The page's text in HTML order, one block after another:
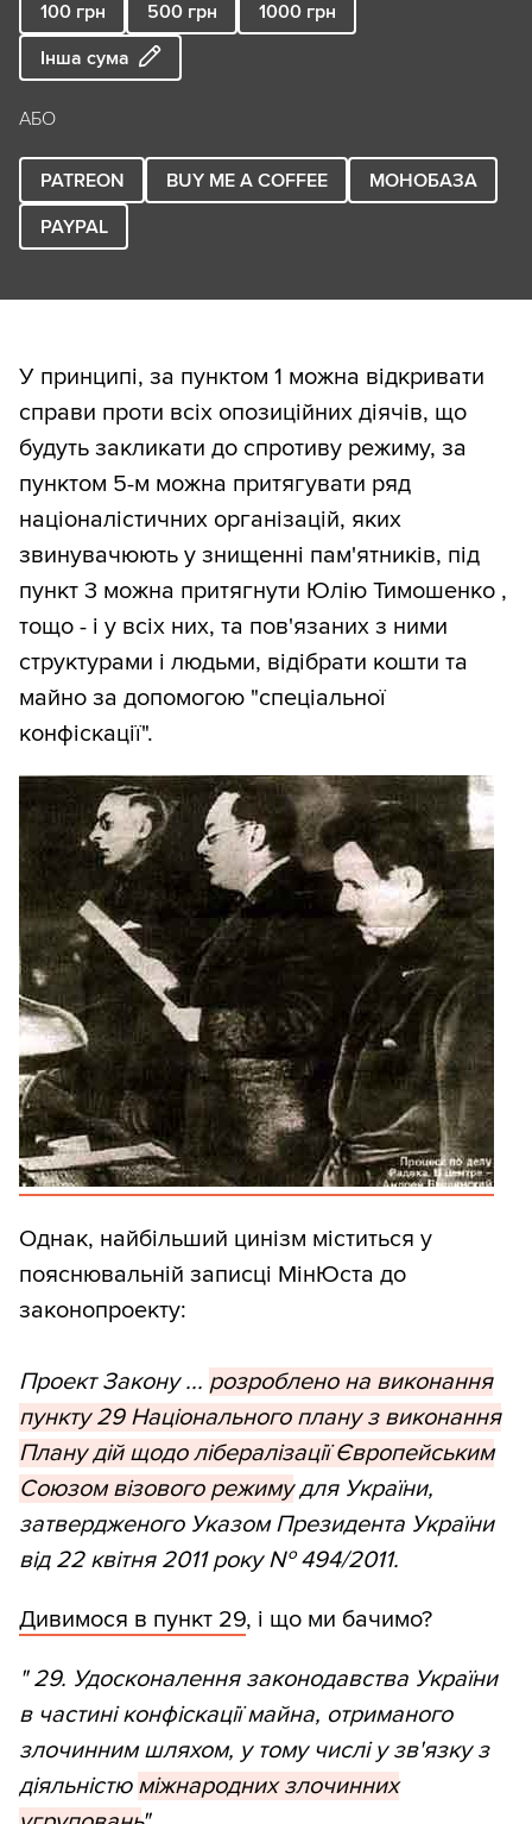
100 грн 500 грн 1000 грн
Інша сума
АБО
PATREON BUY ME A COFFEE
МОНОБАЗА
PAYPAL
У принципі, за пунктом 1 можна відкривати
справи проти всіх опозиційних діячів, що
будуть закликати до спротиву режиму, за
пунктом 5-м можна притягувати ряд
націоналістичних організацій, яких
звинувачюють у знищенні пам'ятників, під
пункт 3 можна притягнути Юлію Тимошенко ,
тощо - і у всіх них, та пов'язаних з ними
структурами і людьми, відібрати кошти та
майно за допомогою "спеціальної
конфіскації".
Однак, найбільший цинізм міститься у
пояснювальній записці МінЮста до
законопроекту:
Проект Закону ... розроблено‭ ‬на виконання
пункту‭ ‬29‭ ‬Національного плану з виконання
Плану дій щодо лібералізації Європейським
Союзом візового режимудля України,‭
‬затвердженого Указом Президента України
від‭ ‬22‭ ‬квітня‭ ‬2011‭ ‬року‭ № ‬494/2011.
Дивимося в пункт 29, і що ми бачимо?
" 29. Удосконалення законодавства України
в частині конфіскації майна, отриманого
злочинним шляхом, у тому числі у зв'язку з
діяльністю міжнародних злочинних